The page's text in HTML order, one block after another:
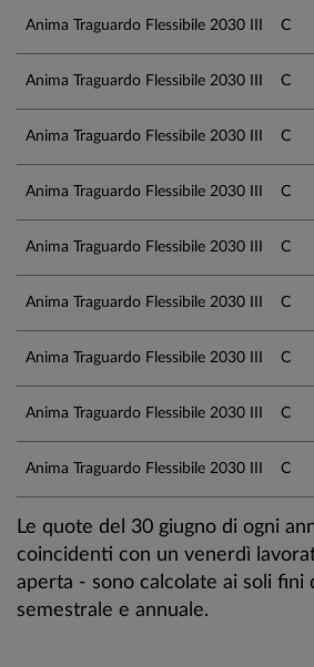
Anima Traguardo Flessibile 2030 III C
Anima Traguardo Flessibile 2030 III C
Anima Traguardo Flessibile 2030 III C
Anima Traguardo Flessibile 2030 III C
Anima Traguardo Flessibile 2030 III C
Anima Traguardo Flessibile 2030 III C
Anima Traguardo Flessibile 2030 III C
Anima Traguardo Flessibile 2030 III C
Anima Traguardo Flessibile 2030 III C
Le quote del 30 giugno di ogni
coincidenti con un venerdì
aperta - sono calcolate ai soli fini
semestrale e annuale.